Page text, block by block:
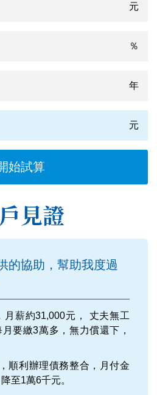
元
％
年
元
見證
的協助，幫助我度過
月薪約31,000元， 丈夫無工
要繳3萬多，無力償還下，
順利辦理債務整合，月付金
至1萬6千元。